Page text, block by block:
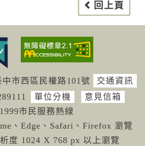
回上頁
市西區民權路101號
交通資訊
89111 單位分機
意見信箱
1999市民服務熱線
、Edge、Safari、Firefox 瀏覽
度 1024 X 768 px 以上瀏覽